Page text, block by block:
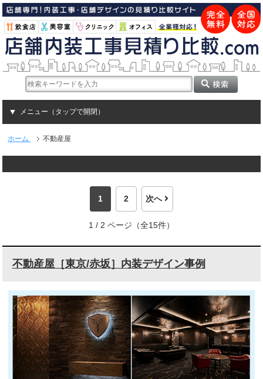
メニュー（タップで開閉）
ホーム 不動産屋
1 2 次へ
1 / 2 ページ（全15件）
不動産屋［東京/赤坂］内装デザイン事例